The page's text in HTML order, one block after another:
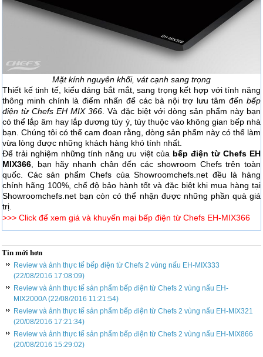
Mặt kính nguyên khối, vát cạnh sang trọng
Thiết kế tinh tế, kiểu dáng bắt mắt, sang trọng kết hợp với tính năng
thông minh chính là điểm nhấn để các bà nội trợ lưu tâm đến bếp
điện từ Chefs EH MIX 366. Và đặc biệt với dòng sản phẩm này bạn
có thể lắp âm hay lắp dương tùy ý, tùy thuộc vào không gian bếp nhà
bạn. Chúng tôi có thể cam đoan rằng, dòng sản phẩm này có thể làm
vừa lòng được những khách hàng khó tính nhất.
Để trải nghiệm những tính năng ưu việt của bếp điện từ Chefs EH
MIX366, bạn hãy nhanh chân đến các showroom Chefs trên toàn
quốc. Các sản phẩm Chefs của Showroomchefs.net đều là hàng
chính hãng 100%, chế độ bảo hành tốt và đặc biệt khi mua hàng tại
Showroomchefs.net bạn còn có thể nhận được những phần quà giá
trị.
>>> Click để xem giá và khuyến mại bếp điện từ Chefs EH-MIX366
Tin mới hơn
Review và ảnh thực tế bếp điện từ Chefs 2 vùng nấu EH-MIX333
(22/08/2016 17:08:09)
Review và ảnh thực tế sản phẩm bếp điện từ Chefs 2 vùng nấu EH-
MIX2000A (22/08/2016 11:21:54)
Review và ảnh thực tế sản phẩm bếp điện từ Chefs 2 vùng nấu EH-MIX321
(20/08/2016 17:21:34)
Review và ảnh thực tế sản phẩm bếp điện từ Chefs 2 vùng nấu EH-MIX866
(20/08/2016 15:29:02)